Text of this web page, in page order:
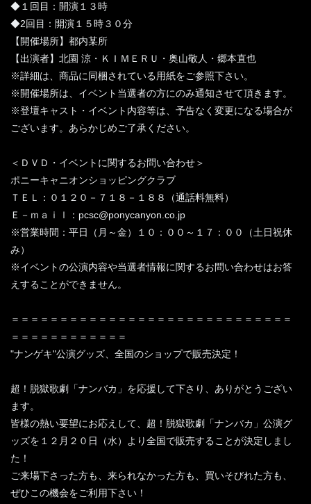
◆１回目：開演１３時
◆2回目：開演１５時３０分
【開催場所】都内某所
【出演者】北園 涼・ＫＩＭＥＲＵ・奥山敬人・郷本直也
※詳細は、商品に同梱されている用紙をご参照下さい。
※開催場所は、イベント当選者の方にのみ通知させて頂きます。
※登壇キャスト・イベント内容等は、予告なく変更になる場合が
ございます。あらかじめご了承ください。
＜ＤＶＤ・イベントに関するお問い合わせ＞
ポニーキャニオンショッピングクラブ
ＴＥＬ：０１２０－７１８－１８８（通話料無料）
Ｅ－ｍａｉｌ：pcsc@ponycanyon.co.jp
※営業時間：平日（月～金）１０：００～１７：００（土日祝休
み）
※イベントの公演内容や当選者情報に関するお問い合わせはお答
えすることができません。
＝＝＝＝＝＝＝＝＝＝＝＝＝＝＝＝＝＝＝＝＝＝＝＝＝＝＝＝＝
＝＝＝＝＝＝＝＝＝＝＝＝
"ナンゲキ"公演グッズ、全国のショップで販売決定！
超！脱獄歌劇「ナンバカ」を応援して下さり、ありがとうござい
ます。
皆様の熱い要望にお応えして、超！脱獄歌劇「ナンバカ」公演グ
ッズを１２月２０日（水）より全国で販売することが決定しまし
た！
ご来場下さった方も、来られなかった方も、買いそびれた方も、
ぜひこの機会をご利用下さい！